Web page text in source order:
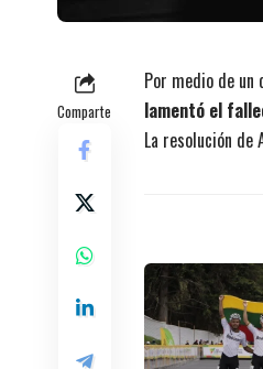
Comparte
Por medio de un
lamentó el
La resolución de